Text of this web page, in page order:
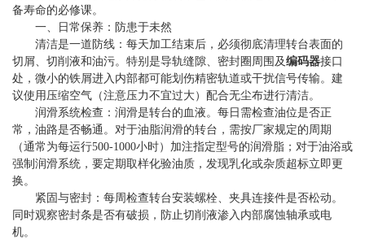
备寿命的必修课。
一、日常保养：防患于未然
清洁是一道防线：每天加工结束后，必须彻底清理转台表面的
切屑、切削液和油污。特别是导轨缝隙、密封圈周围及编码器接口
处，微小的铁屑进入内部都可能划伤精密轨道或干扰信号传输。建
议使用压缩空气（注意压力不宜过大）配合无尘布进行清洁。
润滑系统检查：润滑是转台的血液。每日需检查油位是否正
常，油路是否畅通。对于油脂润滑的转台，需按厂家规定的周期
（通常为每运行500-1000小时）加注指定型号的润滑脂；对于油浴或
强制润滑系统，要定期取样化验油质，发现乳化或杂质超标立即更
换。
紧固与密封：每周检查转台安装螺栓、夹具连接件是否松动。
同时观察密封条是否有破损，防止切削液渗入内部腐蚀轴承或电
机。